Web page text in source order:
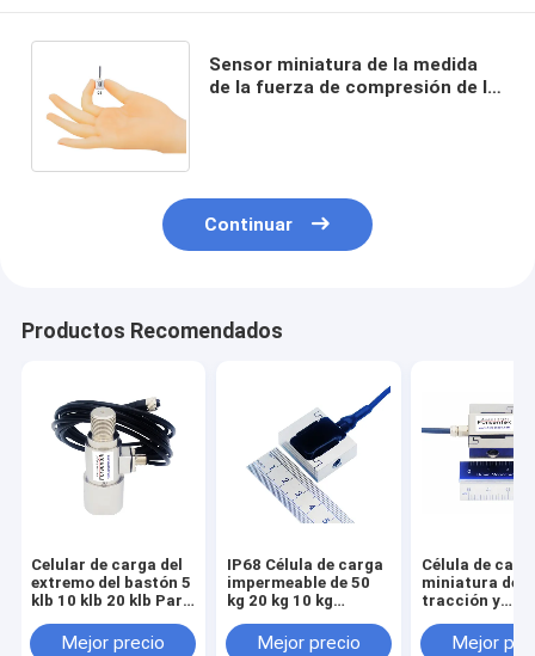
Sensor miniatura de la medida
de la fuerza de compresión de la
Continuar
Productos Recomendados
Celular de carga del
extremo del bastón 5
klb 10 klb 20 klb Para
LCB450Mejor precio
IP68 Célula de carga
impermeable de 50
kg 20 kg 10 kg
sumergible
Mejor precio
Célula de
miniatura de
tracción y
kg conMejor